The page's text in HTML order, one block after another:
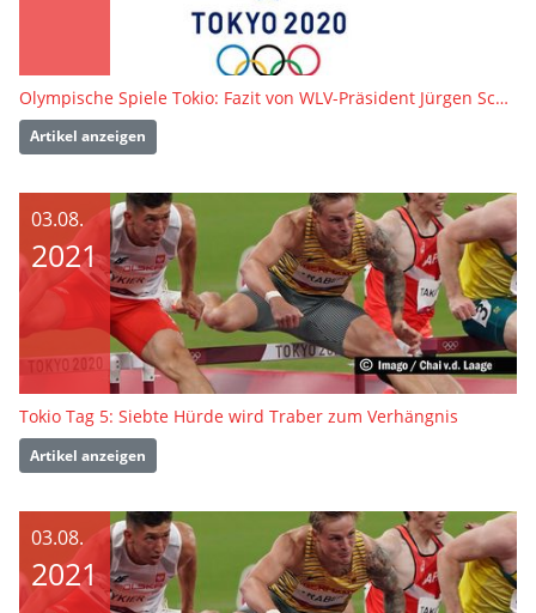
Olympische Spiele Tokio: Fazit von WLV-Präsident Jürgen Scholz
Artikel anzeigen
03.08.
2021
Tokio Tag 5: Siebte Hürde wird Traber zum Verhängnis
Artikel anzeigen
03.08.
2021